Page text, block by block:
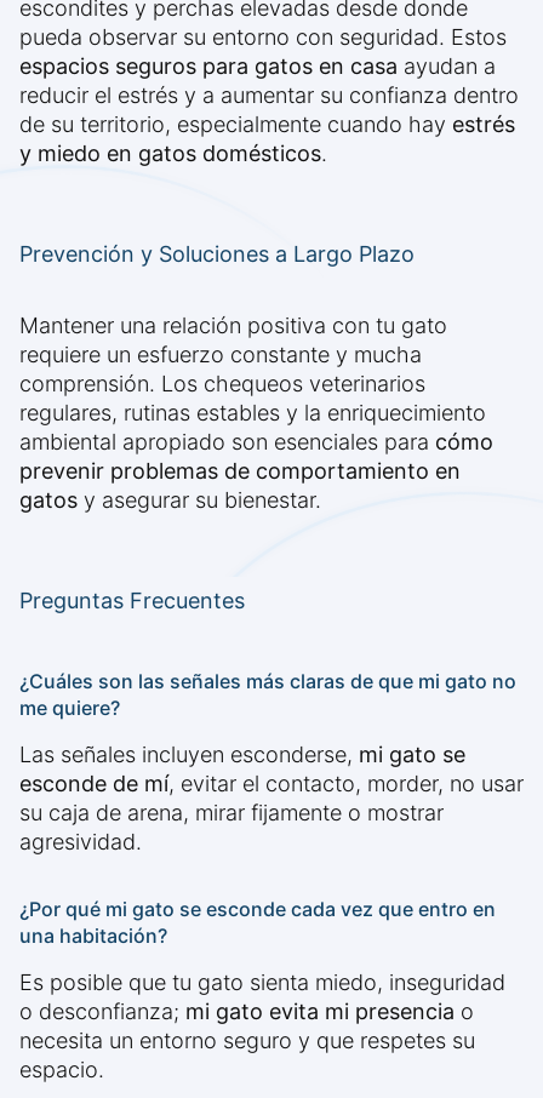
escondites y perchas elevadas desde donde
pueda observar su entorno con seguridad. Estos
espacios seguros para gatos en casa ayudan a
reducir el estrés y a aumentar su confianza dentro
de su territorio, especialmente cuando hay estrés
y miedo en gatos domésticos.
Prevención y Soluciones a Largo Plazo
Mantener una relación positiva con tu gato
requiere un esfuerzo constante y mucha
comprensión. Los chequeos veterinarios
regulares, rutinas estables y la enriquecimiento
ambiental apropiado son esenciales para cómo
prevenir problemas de comportamiento en
gatos y asegurar su bienestar.
Preguntas Frecuentes
¿Cuáles son las señales más claras de que mi gato no
me quiere?
Las señales incluyen esconderse, mi gato se
esconde de mí, evitar el contacto, morder, no usar
su caja de arena, mirar fijamente o mostrar
agresividad.
¿Por qué mi gato se esconde cada vez que entro en
una habitación?
Es posible que tu gato sienta miedo, inseguridad
o desconfianza; mi gato evita mi presencia o
necesita un entorno seguro y que respetes su
espacio.